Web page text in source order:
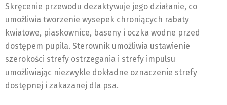
Skręcenie przewodu dezaktywuje jego działanie, co
umożliwia tworzenie wysepek chroniących rabaty
kwiatowe, piaskownice, baseny i oczka wodne przed
dostępem pupila. Sterownik umożliwia ustawienie
szerokości strefy ostrzegania i strefy impulsu
umożliwiając niezwykle dokładne oznaczenie strefy
dostępnej i zakazanej dla psa.